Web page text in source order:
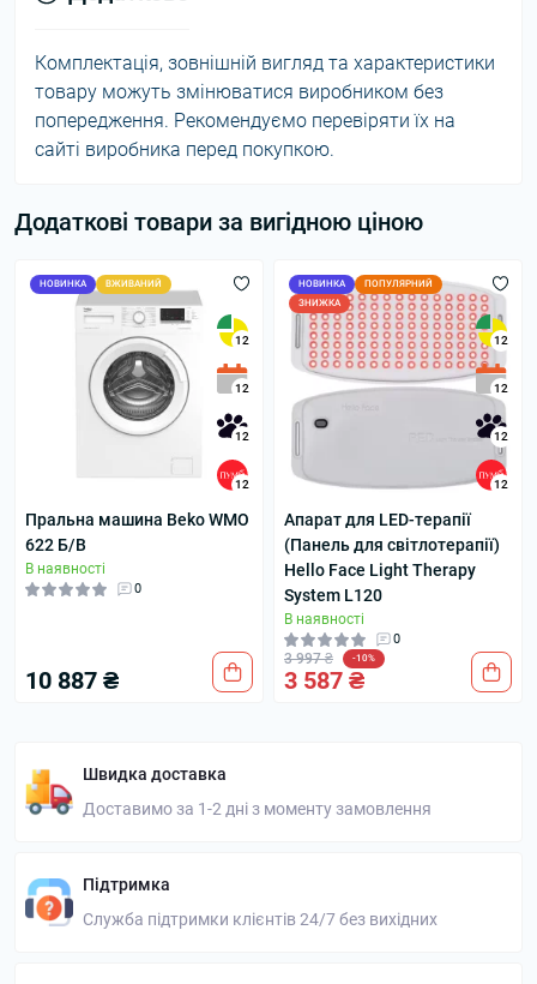
Комплектація, зовнішній вигляд та характеристики
товару можуть змінюватися виробником без
попередження. Рекомендуємо перевіряти їх на
сайті виробника перед покупкою.
Додаткові товари за вигідною ціною
НОВИНКА ВЖИВАНИЙ
12
12
12
12
Пральна машина Beko WMO
622 Б/В
В наявності
0
10 887 ₴
НОВИНКА
ПОПУЛЯРНИЙ
ЗНИЖКА
12
12
12
12
Апарат для LED-терапії
(Панель для світлотерапії)
Hello Face Light Therapy
System L120
В наявності
0
3 997 ₴ -10%
3 587 ₴
Швидка доставка
Доставимо за 1-2 дні з моменту замовлення
Підтримка
Служба підтримки клієнтів 24/7 без вихідних